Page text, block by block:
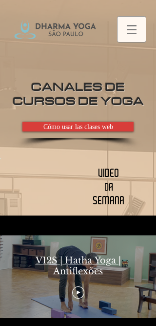
CANALES DE
CURSOS DE YOGA
Cómo usar las clases web
VIDEO
DA
SEMANA
V12S | Hatha Yoga |
Antiflexões